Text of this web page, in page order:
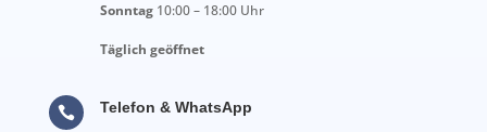
Sonntag10:00 – 18:00 Uhr
Täglich geöffnet
 Telefon & WhatsApp